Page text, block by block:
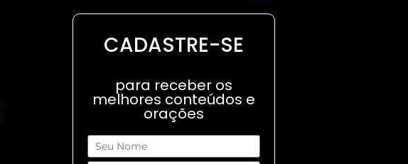
CADASTRE-SE
para receber os
melhores conteúdos e
orações